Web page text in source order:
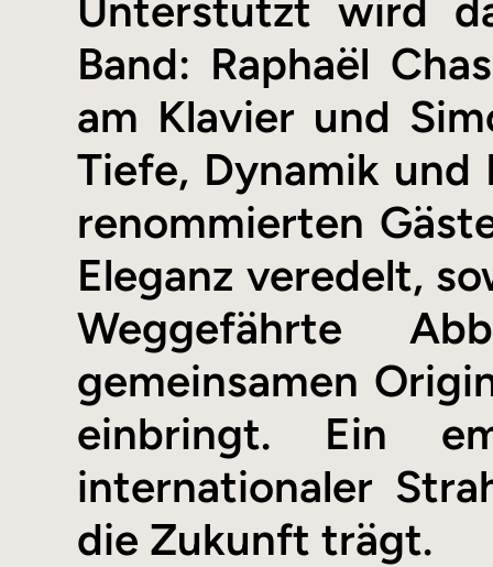
Unterstützt wird
Band: Raphaël
am Klavier und
Tiefe, Dynamik und
renommierten
Eleganz veredelt,
Weggefährte
gemeinsamen
einbringt. Ein
internationaler
die Zukunft trägt.